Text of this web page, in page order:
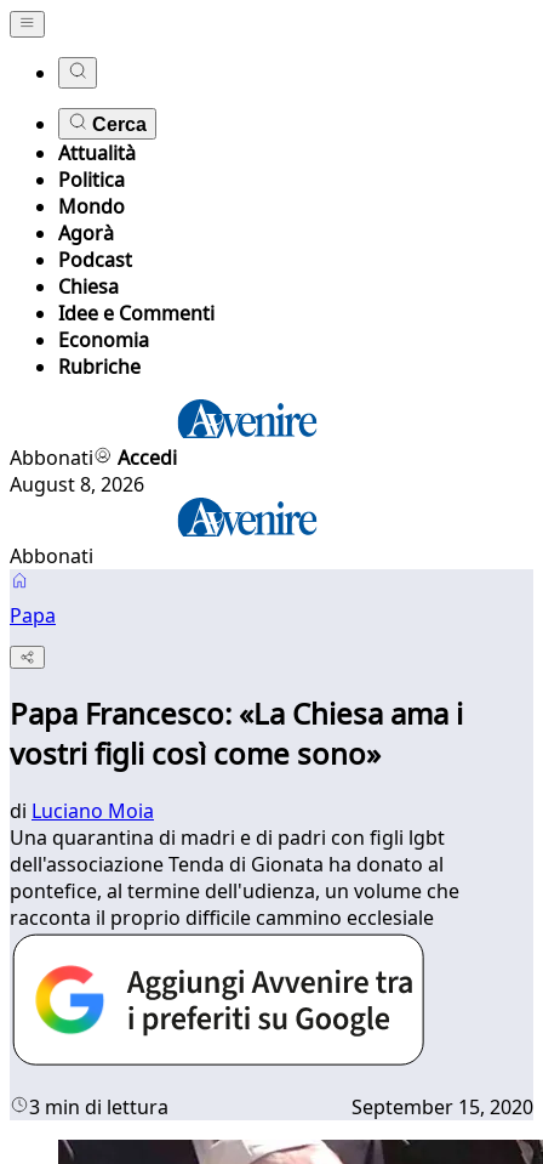
Cerca
Attualità
Politica
Mondo
Agorà
Podcast
Chiesa
Idee e Commenti
Economia
Rubriche
Abbonati
Accedi
August 8, 2026
Abbonati
Papa
Papa Francesco: «La Chiesa ama i
vostri figli così come sono»
di Luciano Moia
Una quarantina di madri e di padri con figli lgbt
dell'associazione Tenda di Gionata ha donato al
pontefice, al termine dell'udienza, un volume che
racconta il proprio difficile cammino ecclesiale
3 min di lettura September 15, 2020